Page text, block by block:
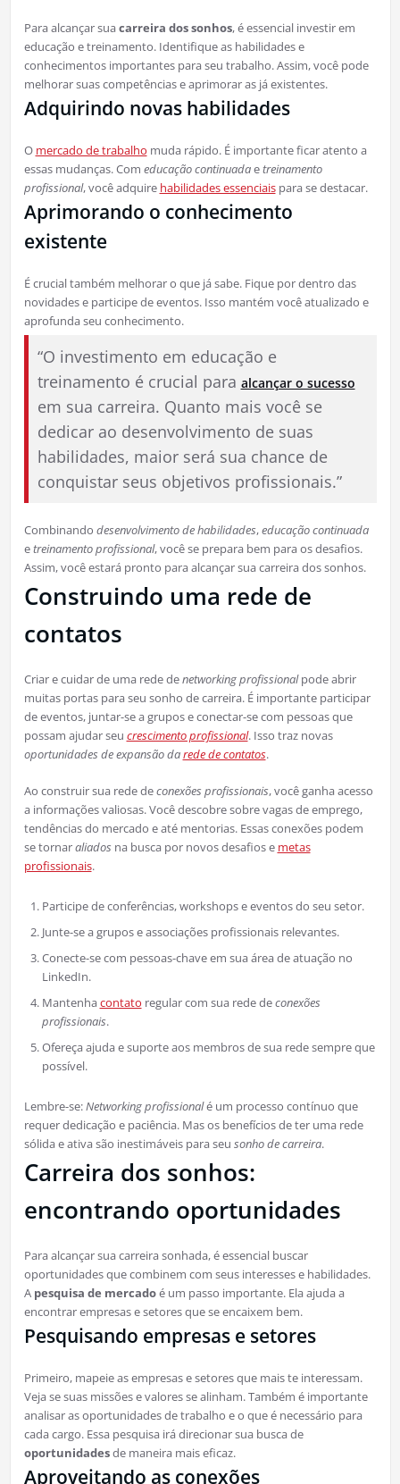
Para alcançar suacarreira dos sonhos, é essencial investir em
educação e treinamento. Identifique as habilidades e
conhecimentos importantes para seu trabalho. Assim, você pode
melhorar suas competências e aprimorar as já existentes.
Adquirindo novas habilidades
O mercado de trabalho muda rápido. É importante ficar atento a
essas mudanças. Com educação continuadaetreinamento
profissional, você adquire habilidades essenciaispara se destacar.
Aprimorando o conhecimento
existente
É crucial também melhorar o que já sabe. Fique por dentro das
novidades e participe de eventos. Isso mantém você atualizado e
aprofunda seu conhecimento.
“O investimento em educação e
treinamento é crucial para alcançar o sucesso
em sua carreira. Quanto mais você se
dedicar ao desenvolvimento de suas
habilidades, maior será sua chance de
conquistar seus objetivos profissionais.”
Combinando desenvolvimento de habilidades,educação continuada
etreinamento profissional, você se prepara bem para os desafios.
Assim, você estará pronto para alcançar sua carreira dos sonhos.
Construindo uma rede de
contatos
Criar e cuidar de uma rede denetworking profissionalpode abrir
muitas portas para seu sonho de carreira. É importante participar
de eventos, juntar-se a grupos e conectar-se com pessoas que
possam ajudar seu crescimento profissional. Isso traz novas
oportunidades de expansão darede de contatos.
Ao construir sua rede deconexões profissionais, você ganha acesso
a informações valiosas. Você descobre sobre vagas de emprego,
tendências do mercado e até mentorias. Essas conexões podem
se tornaraliados na busca por novos desafios e metas
profissionais.
Participe de conferências, workshops e eventos do seu setor.
Junte-se a grupos e associações profissionais relevantes.
Conecte-se com pessoas-chave em sua área de atuação no
LinkedIn.
Mantenhacontato regular com sua rede deconexões
profissionais.
Ofereça ajuda e suporte aos membros de sua rede sempre que
possível.
Lembre-se:Networking profissionalé um processo contínuo que
requer dedicação e paciência. Mas os benefícios de ter uma rede
sólida e ativa são inestimáveis para seu sonho de carreira.
Carreira dos sonhos:
encontrando oportunidades
Para alcançar sua carreira sonhada, é essencial buscar
oportunidades que combinem com seus interesses e habilidades.
A pesquisa de mercadoé um passo importante. Ela ajuda a
encontrar empresas e setores que se encaixem bem.
Pesquisando empresas e setores
Primeiro, mapeie as empresas e setores que mais te interessam.
Veja se suas missões e valores se alinham. Também é importante
analisar as oportunidades de trabalho e o que é necessário para
cada cargo. Essa pesquisa irá direcionar sua busca de
oportunidadesde maneira mais eficaz.
Aproveitando as conexões